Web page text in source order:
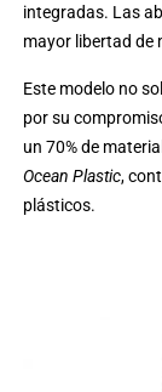
integradas. Las
mayor libertad de
Este modelo no
por su
un 70% de
Ocean Plastic,
plásticos.